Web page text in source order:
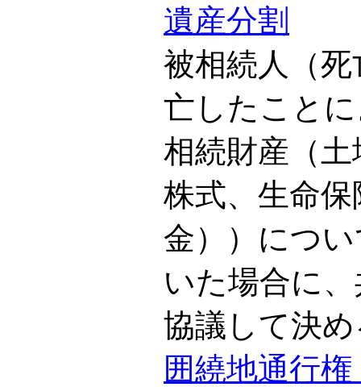
遺産分割
被相続人（
亡したこと
相続財産（
株式、生命
金））につ
いた場合に
協議して決
囲繞地通行